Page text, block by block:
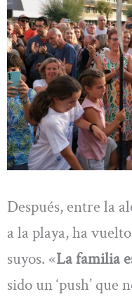
Después, entre la
a la playa, ha
suyos. «La familia
sido un ‘push’